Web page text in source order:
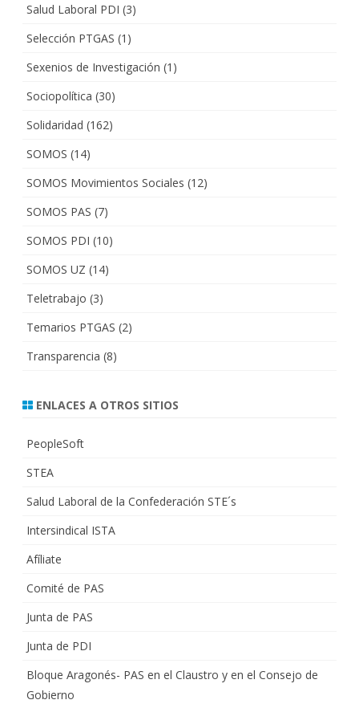
Salud Laboral PDI (3)
Selección PTGAS (1)
Sexenios de Investigación (1)
Sociopolítica (30)
Solidaridad (162)
SOMOS (14)
SOMOS Movimientos Sociales (12)
SOMOS PAS (7)
SOMOS PDI (10)
SOMOS UZ (14)
Teletrabajo (3)
Temarios PTGAS (2)
Transparencia (8)
ENLACES A OTROS SITIOS
PeopleSoft
STEA
Salud Laboral de la Confederación STE´s
Intersindical ISTA
Afíliate
Comité de PAS
Junta de PAS
Junta de PDI
Bloque Aragonés- PAS en el Claustro y en el Consejo de
Gobierno